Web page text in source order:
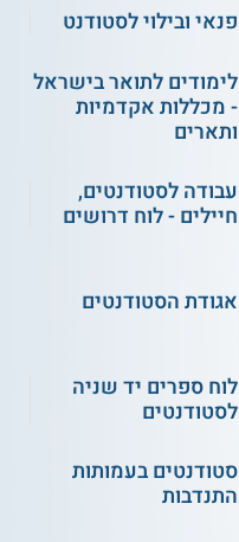
פנאי ובילוי לסטודנט
לימודים לתואר בישראל
- מכללות אקדמיות
ותארים
עבודה לסטודנטים,
חיילים - לוח דרושים
אגודת הסטודנטים
לוח ספרים יד שניה
לסטודנטים
סטודנטים בעמותות
התנדבות